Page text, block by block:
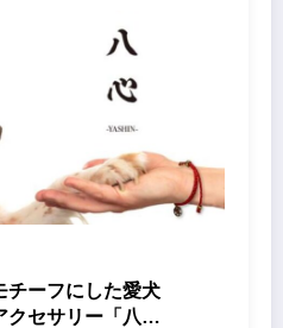
チーフにした愛犬
クセサリー「八心